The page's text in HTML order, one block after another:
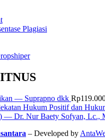
Plagiasi
— Suprapno dkk Rp
Hukum Positif dan
— Dr. Nur Baety Sofyan, Lc.,
– Developed by